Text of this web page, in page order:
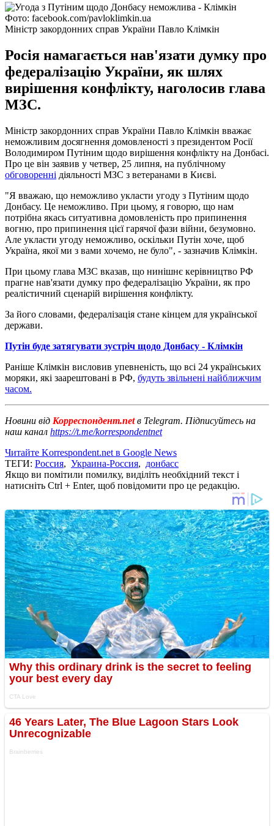
Фото: facebook.com/pavloklimkin.ua
Міністр закордонних справ України Павло Клімкін
Росія намагається нав'язати думку про
федералізацію України, як шлях
вирішення конфлікту, наголосив глава
МЗС.
Міністр закордонних справ України Павло Клімкін вважає
неможливим досягнення домовленості з президентом Росії
Володимиром Путіним щодо вирішення конфлікту на Донбасі.
Про це він заявив у четвер, 25 липня, на публічному
обговоренні діяльності МЗС з ветеранами в Києві.
"Я вважаю, що неможливо укласти угоду з Путіним щодо
Донбасу. Це неможливо. При цьому, я говорю, що нам
потрібна якась ситуативна домовленість про припинення
вогню, про припинення цієї гарячої фази війни, безумовно.
Але укласти угоду неможливо, оскільки Путін хоче, щоб
Україна, якої ми з вами хочемо, не було", - зазначив Клімкін.
При цьому глава МЗС вказав, що нинішнє керівництво РФ
прагне нав'язати думку про федералізацію України, як про
реалістичний сценарій вирішення конфлікту.
За його словами, федералізація стане кінцем для української
держави.
Путін буде затягувати зустріч щодо Донбасу - Клімкін
Раніше Клімкін висловив упевненість, що всі 24 українських
моряки, які заарештовані в РФ, будуть звільнені найближчим
часом.
Новини від Корреспондент.netв Telegram. Підписуйтесь на
наш канал https://t.me/korrespondentnet
Читайте Korrespondent.net в Google News
ТЕГИ: Россия, Украина-Россия, донбасс
Якщо ви помітили помилку, виділіть необхідний текст і
натисніть Ctrl + Enter, щоб повідомити про це редакцію.